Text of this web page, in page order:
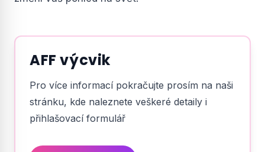
AFF výcvik
Pro více informací pokračujte prosím na naši
stránku, kde naleznete veškeré detaily i
přihlašovací formulář